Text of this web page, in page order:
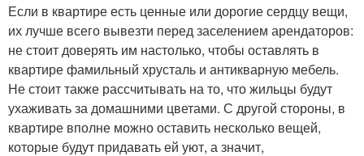
Если в квартире есть ценные или дорогие сердцу вещи,
их лучше всего вывезти перед заселением арендаторов:
не стоит доверять им настолько, чтобы оставлять в
квартире фамильный хрусталь и антикварную мебель.
Не стоит также рассчитывать на то, что жильцы будут
ухаживать за домашними цветами. С другой стороны, в
квартире вполне можно оставить несколько вещей,
которые будут придавать ей уют, а значит,